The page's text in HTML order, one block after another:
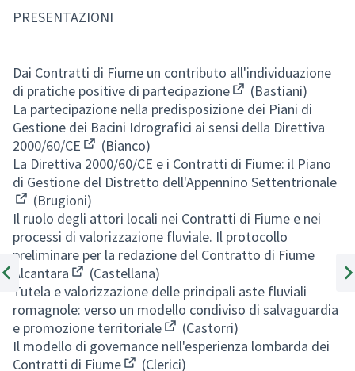
precedente
PRESENTAZIONI
Dai Contratti di Fiume un contributo all'individuazione
di pratiche positive di partecipazione
(Apre in una nuova
(Bastiani)
La partecipazione nella predisposizione dei Piani di
Gestione dei Bacini Idrografici ai sensi della Direttiva
2000/60/CE
(Apre in una nuova scheda)
(Bianco)
La Direttiva 2000/60/CE e i Contratti di Fiume: il Piano
di Gestione del Distretto dell'Appennino Settentrionale
(Apre in una nuova scheda)
(Brugioni)
Il ruolo degli attori locali nei Contratti di Fiume e nei
processi di valorizzazione fluviale. Il protocollo
preliminare per la redazione del Contratto di Fiume
Alcantara
(Apre in una nuova scheda)
(Castellana)
Tutela e valorizzazione delle principali aste fluviali
romagnole: verso un modello condiviso di salvaguardia
e promozione territoriale
(Apre in una nuova scheda)
(Castorri)
Il modello di governance nell'esperienza lombarda dei
Contratti di Fiume
(Clerici)